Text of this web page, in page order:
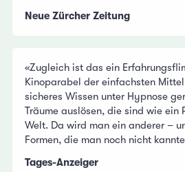
Neue Zürcher Zeitung
«Zugleich ist das ein
Kinoparabel der einfachsten
sicheres Wissen unter Hypnose
Träume auslösen, die sind wie ein
Welt. Da wird man ein anderer –
Formen, die man noch nicht
Tages-Anzeiger